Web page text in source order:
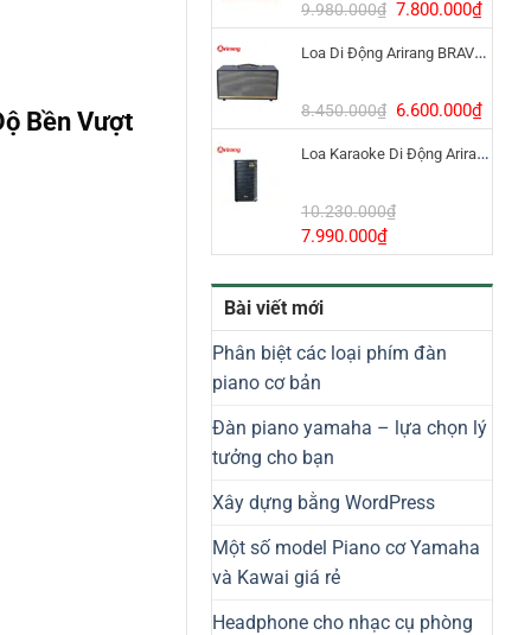
8.800.000₫.
9.980.000₫ Giá
gốc
là:
7.800.000₫Giá
hiện
tại
Loa Di Động Arirang BRAVO 8 800W Có Micro
8.450.000₫ Giá
gốc
là:
6.600.000₫Giá
hiện
tại
Loa Karaoke Di Động Arirang EDGE-X Model I
10.230.000₫
Giá
gốc
là:
10.230.000₫.
7.990.000₫Giá
hiện
tại
7.990.000₫.
Bài viết mới
Phân biệt các loại phím đàn
piano cơ bản
Đàn piano yamaha – lựa chọn lý
tưởng cho bạn
Xây dựng bằng WordPress
Một số model Piano cơ Yamaha
và Kawai giá rẻ
Headphone cho nhạc cụ phòng
Bền Vượt